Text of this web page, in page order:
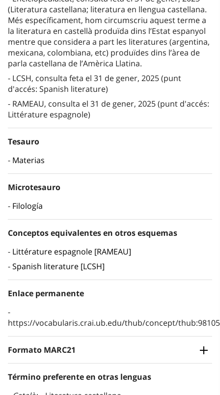
(Literatura castellana; literatura en llengua castellana.
Més específicament, hom circumscriu aquest terme a
la literatura en castellà produïda dins l’Estat espanyol
mentre que considera a part les literatures (argentina,
mexicana, colombiana, etc) produïdes dins l’àrea de
parla castellana de l’Amèrica Llatina.
LCSH, consulta feta el 31 de gener, 2025 (punt
d'accés: Spanish literature)
RAMEAU, consulta el 31 de gener, 2025 (punt d'accés:
Littérature espagnole)
Tesauro
Materias
Microtesauro
Filología
Conceptos equivalentes en otros esquemas
Littérature espagnole [RAMEAU]
Spanish literature [LCSH]
Enlace permanente
https://vocabularis.crai.ub.edu/thub/concept/
Formato MARC21
Término preferente en otras lenguas